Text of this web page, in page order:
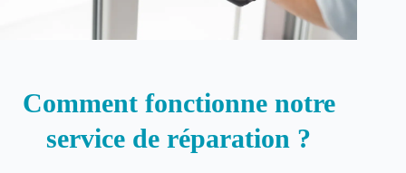
Comment fonctionne notre
service de réparation ?